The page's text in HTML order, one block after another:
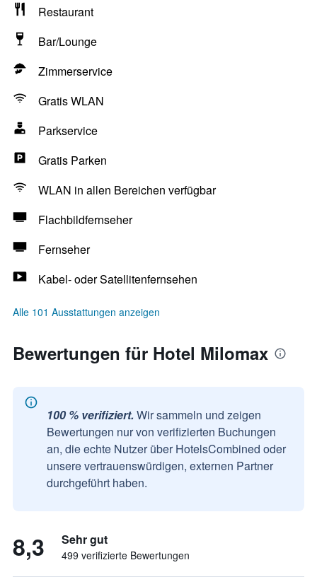
Restaurant
Bar/Lounge
Zimmerservice
Gratis WLAN
Parkservice
Gratis Parken
WLAN in allen Bereichen verfügbar
Flachbildfernseher
Fernseher
Kabel- oder Satellitenfernsehen
Alle 101 Ausstattungen anzeigen
Bewertungen für Hotel Milomax
100 % verifiziert. Wir sammeln und zeigen
Bewertungen nur von verifizierten Buchungen
an, die echte Nutzer über HotelsCombined oder
unsere vertrauenswürdigen, externen Partner
durchgeführt haben.
8,3 Sehr gut
499 verifizierte Bewertungen